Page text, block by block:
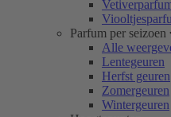
Parfum per seizoen
Alle
Lentegeuren
Herfst geuren
Zomergeuren
Wintergeuren